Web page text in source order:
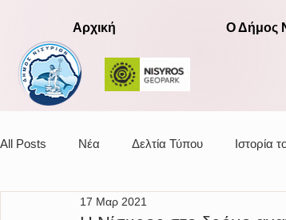
Αρχική Ο Δήμος
All Posts Νέα Δελτία Τύπου Ιστορία
Αποφάσεις οικονομικής επιτροπής
17 Μαρ 2021